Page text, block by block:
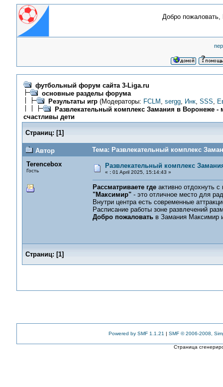
Добро пожаловать,
футбольный форум сайта 3-Liga.ru
основные разделы форума
Результаты игр(Модераторы: FCLM , sergg, Инк, SSS,
Развлекательный комплекс Замания в Воронеже -
счастливы дети
Страниц: [1]
Автор
Тема: Развлекательный комплекс
Terencebox
Гость
Развлекательный комплекс
« :01 April 2025, 15:14:43 »
Рассматриваете гдеактивно отдохнуть
"Максимир"- это отличное место для
Внутри центра есть современные
Расписание работы зоне развлечений
Добро пожаловатьв Замания Максимир
Страниц: [1]
Powered by SMF 1.1.21 | SMF © 2006-2008,
Страница